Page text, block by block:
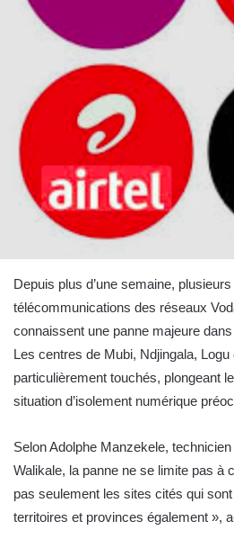
Depuis plus d’une semaine,
télécommunications des réseaux
connaissent une panne majeure
Les centres de Mubi, Ndjingala,
particulièrement touchés, plongeant
situation d’isolement numérique
Selon Adolphe Manzekele,
Walikale, la panne ne se limite pas à
pas seulement les sites cités qui
territoires et provinces également »,